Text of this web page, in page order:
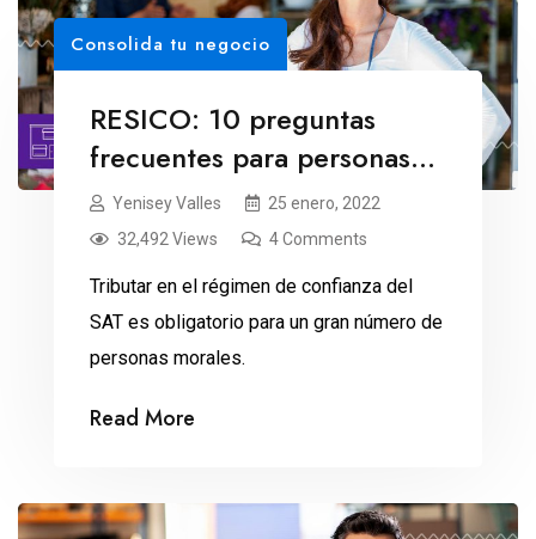
Consolida tu negocio
RESICO: 10 preguntas
frecuentes para personas
morales
Yenisey Valles
25 enero, 2022
32,492 Views
4 Comments
Tributar en el régimen de confianza del
SAT es obligatorio para un gran número de
personas morales.
Read More